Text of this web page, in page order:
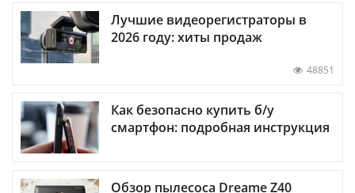
Лучшие видеорегистраторы в
2026 году: хиты продаж
48851
Как безопасно купить б/у
смартфон: подробная инструкция
Обзор пылесоса Dreame Z40